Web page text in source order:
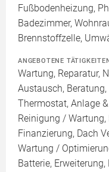
Fußbodenheizung,
Badezimmer,
Brennstoffzelle,
ANGEBOTENE
Wartung, Reparatur,
Austausch,
Thermostat, Anlage
Reinigung /
Finanzierung, Dach
Wartung /
Batterie,